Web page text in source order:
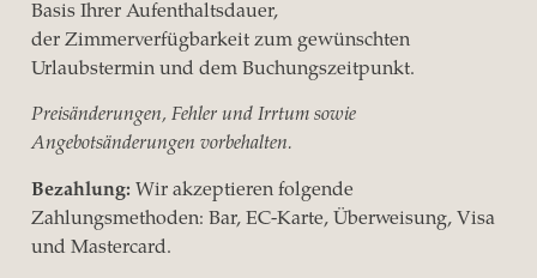
Basis Ihrer Aufenthaltsdauer,
der Zimmerverfügbarkeit zum gewünschten
Urlaubstermin und dem Buchungszeitpunkt.
Preisänderungen, Fehler und Irrtum sowie
Angebotsänderungen vorbehalten.
Bezahlung: Wir akzeptieren folgende
Zahlungsmethoden: Bar, EC-Karte, Überweisung, Visa
und Mastercard.